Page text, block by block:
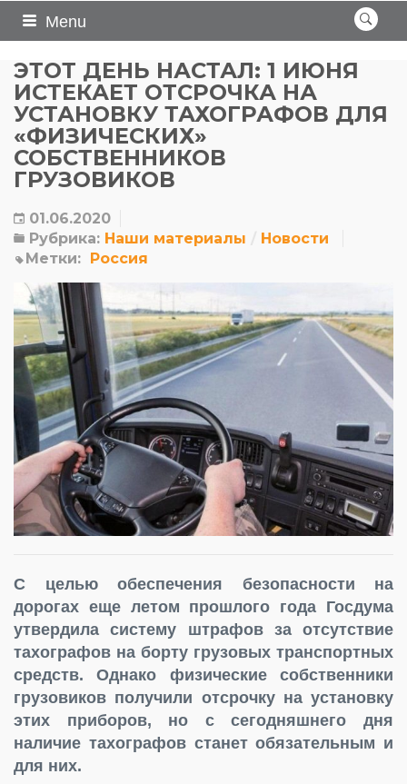
Menu
ЭТОТ ДЕНЬ НАСТАЛ: 1 ИЮНЯ
ИСТЕКАЕТ ОТСРОЧКА НА
УСТАНОВКУ ТАХОГРАФОВ ДЛЯ
«ФИЗИЧЕСКИХ»
СОБСТВЕННИКОВ
ГРУЗОВИКОВ
01.06.2020
Рубрика: Наши материалы
Новости
Метки: Россия
С целью обеспечения безопасности на
дорогах еще летом прошлого года Госдума
утвердила систему штрафов за отсутствие
тахографов на борту грузовых транспортных
средств. Однако физические собственники
грузовиков получили отсрочку на установку
этих приборов, но с сегодняшнего дня
наличие тахографов станет обязательным и
для них.